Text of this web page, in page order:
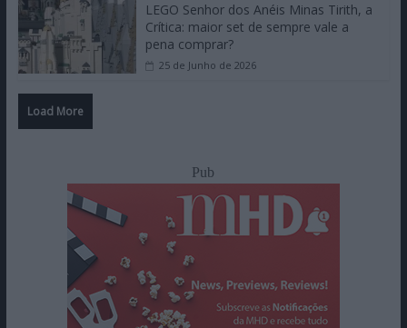
LEGO Senhor dos Anéis Minas Tirith, a
Crítica: maior set de sempre vale a
pena comprar?
25 de Junho de 2026
Load More
Pub